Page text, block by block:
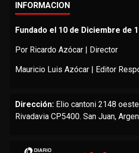
INFORMACION
Fundado el 10 de Diciembre de
Por Ricardo Azócar | Director
Mauricio Luis Azócar | Editor
Dirección: Elio cantoni 2148 oeste
Rivadavia CP5400. San Juan,